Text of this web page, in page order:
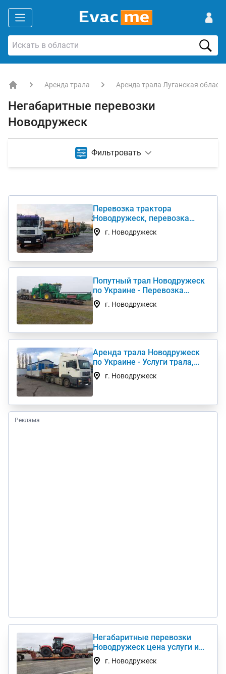
Аренда трала Аренда трала Луганская
Негабаритные перевозки
Новодружеск
Фильтровать
Перевозка трактора
Новодружеск, перевозка
комбайна, перевезти
негабарит
г. Новодружеск
Попутный трал Новодружеск
по Украине - Перевозка
негабаритных грузов
г. Новодружеск
Аренда трала Новодружеск
по Украине - Услуги трала,
низкорамный трал
г. Новодружеск
Реклама
Негабаритные перевозки
Новодружеск цена услуги и
стоимость 1 км недорого
г. Новодружеск